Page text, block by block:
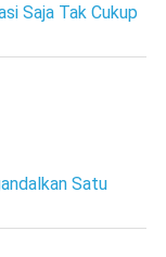
Saja Tak Cukup
Satu